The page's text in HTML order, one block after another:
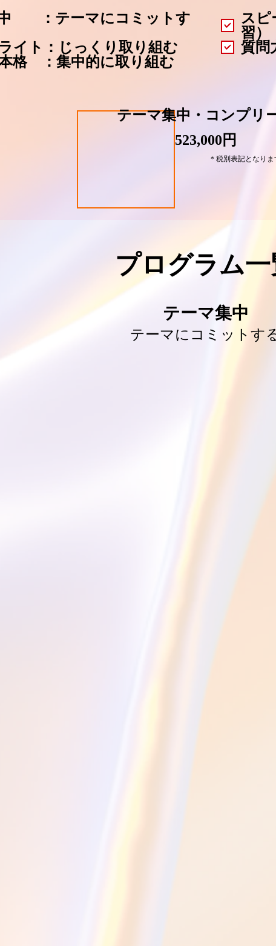
：テーマにコミットす
イト：じっくり取り組む
格 ：集中的に取り組む
スピ
習）
質問
テーマ集中・コンプリ
523,000円
＊税別表記となりま
プログラム一
テーマ集中
テーマにコミットす